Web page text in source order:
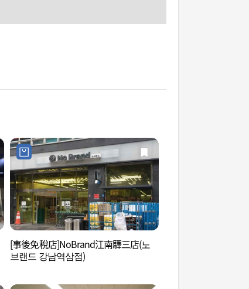
[事後免稅店]NoBrand江南驛三店(노
브랜드 강남역삼점)